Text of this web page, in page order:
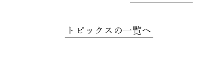
トピックスの一覧へ